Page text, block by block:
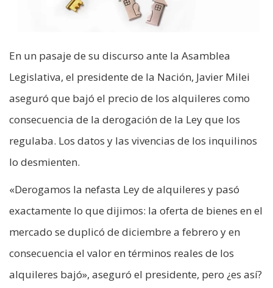
En un pasaje de su discurso ante la Asamblea
Legislativa, el presidente de la Nación, Javier Milei
aseguró que bajó el precio de los alquileres como
consecuencia de la derogación de la Ley que los
regulaba. Los datos y las vivencias de los inquilinos
lo desmienten.
«Derogamos la nefasta Ley de alquileres y pasó
exactamente lo que dijimos: la oferta de bienes en el
mercado se duplicó de diciembre a febrero y en
consecuencia el valor en términos reales de los
alquileres bajó», aseguró el presidente, pero ¿es así?